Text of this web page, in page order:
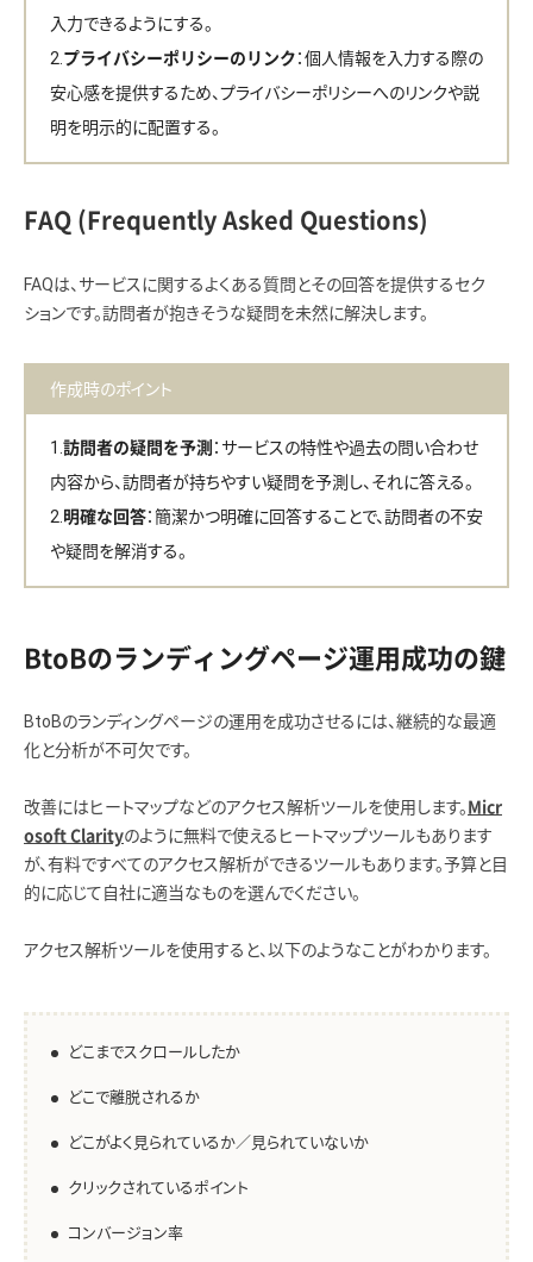
入力できるようにする。
プライバシーポリシーのリンク ：個人情報を入力する際の
安心感を提供するため、プライバシーポリシーへのリンクや説
明を明示的に配置する。
FAQ (Frequently Asked Questions)
FAQは、サービスに関するよくある質問とその回答を提供するセク
ションです。訪問者が抱きそうな疑問を未然に解決します。
作成時のポイント
訪問者の疑問を予測 ：サービスの特性や過去の問い合わせ
内容から、訪問者が持ちやすい疑問を予測し、それに答える。
明確な回答：簡潔かつ明確に回答することで、訪問者の不安
や疑問を解消する。
BtoBのランディングページ運用成功の鍵
BtoBのランディングページの運用を成功させるには、継続的な最適
化と分析が不可欠です。
改善にはヒートマップなどのアクセス解析ツールを使用します。 Micr
osoft Clarityのように無料で使えるヒートマップツールもあります
が、有料ですべてのアクセス解析ができるツールもあります。予算と目
的に応じて自社に適当なものを選んでください。
アクセス解析ツールを使用すると、以下のようなことがわかります。
どこまでスクロールしたか
どこで離脱されるか
どこがよく見られているか／見られていないか
クリックされているポイント
コンバージョン率